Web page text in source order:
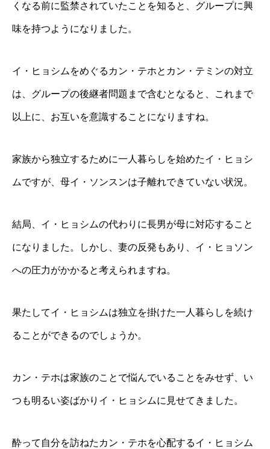
くなる前に監禁されていたことを知ると、グループに興
味を持つようになりました。
イ・ヒョシムをめぐるカン・テホとカン・テミンの対立
は、グループの後継者問題まで含むとなると、これまで
以上に、お互いを意識することになりますね。
家族から独立するために一人暮らしを始めたイ・ヒョシ
ムですが、母イ・ソンスンは子離れできていない状況。
結局、イ・ヒョシムの代わりに長男が母に対応すること
になりました。しかし、妻の反発もあり、イ・ヒョソン
への圧力がかかると考えられますね。
果たしてイ・ヒョシムは独立を掛けた一人暮らしを続け
ることができるのでしょうか。
カン・テホは家族のことで悩んでいることをみせず、い
つも明るい姿ばかりイ・ヒョシムに見せてきました。
酔って自分を訪ねたカン・テホを心配するイ・ヒョシム